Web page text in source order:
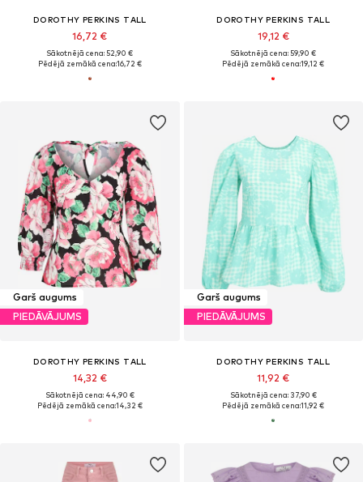
DOROTHY PERKINS TALL
16,72 €
Sākotnējā cena: 52,90 €
Pēdējā zemākā cena:16,72 €
DOROTHY PERKINS TALL
19,12 €
Sākotnējā cena: 59,90 €
Pēdējā zemākā cena:19,12 €
Garš augums
PIEDĀVĀJUMS
DOROTHY PERKINS TALL
14,32 €
Sākotnējā cena: 44,90 €
Pēdējā zemākā cena:14,32 €
Garš augums
PIEDĀVĀJUMS
DOROTHY PERKINS TALL
11,92 €
Sākotnējā cena: 37,90 €
Pēdējā zemākā cena:11,92 €